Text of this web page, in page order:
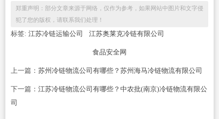
郑重声明：部分文章来源于网络，仅作为参考，如果网站中图片和文字侵
犯了您的版权，请联系我们处理！
标签: 江苏冷链运输公司 江苏奥莱克冷链有限公司
食品安全网
上一篇： 苏州冷链物流公司有哪些？苏州海马冷链物流有限公司
下一篇： 江苏冷链物流公司有哪些？中农批(南京)冷链物流有限公
司